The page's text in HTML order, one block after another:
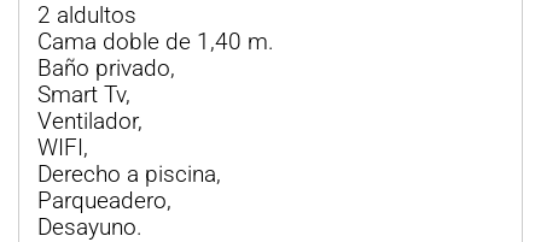
2 aldultos
Cama doble de 1,40 m.
Baño privado,
Smart Tv,
Ventilador,
WIFI,
Derecho a piscina,
Parqueadero,
Desayuno.